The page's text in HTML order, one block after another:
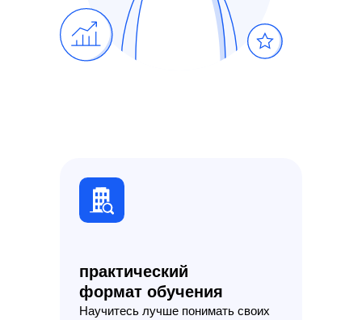
практический
формат обучения
Научитесь лучше понимать своих